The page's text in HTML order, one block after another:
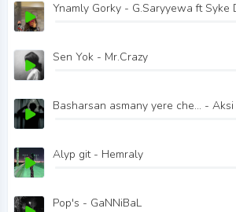
Sen Yok - Mr.Crazy
Basharsan asmany yere che... - Aksi
Alyp git - Hemraly
Pop's - GaNNiBaL